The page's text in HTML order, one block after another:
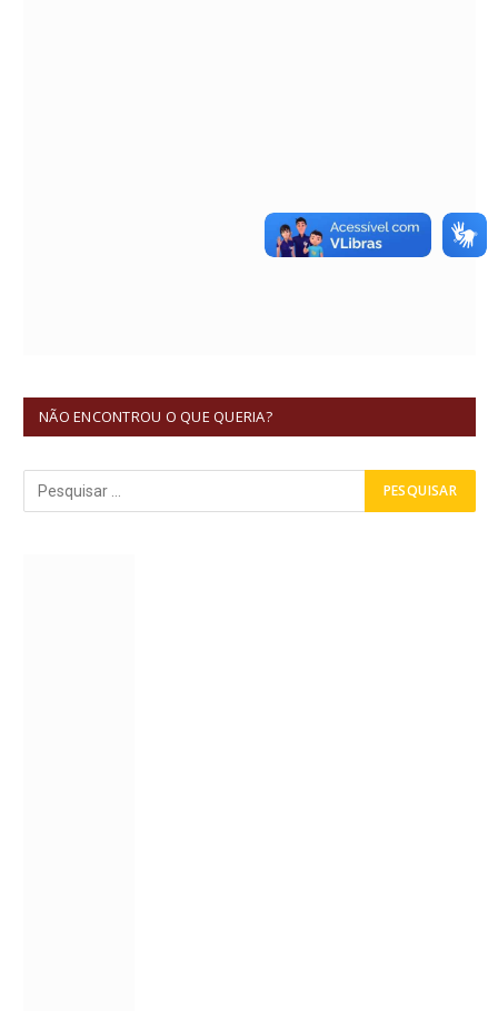
NÃO ENCONTROU O QUE QUERIA?